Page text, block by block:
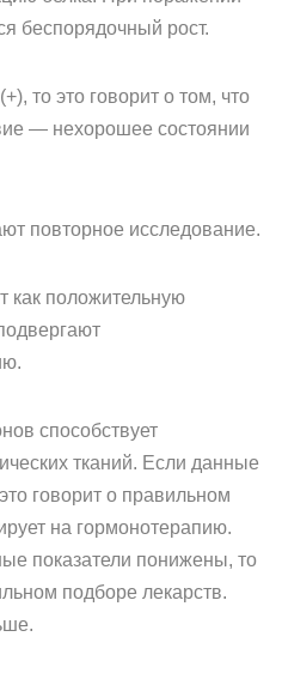
беспорядочный рост.
то это говорит о том, что
— нехорошее состоянии
повторное исследование.
как положительную
способствует
тканий. Если данные
говорит о правильном
на гормонотерапию.
показатели понижены, то
подборе лекарств.